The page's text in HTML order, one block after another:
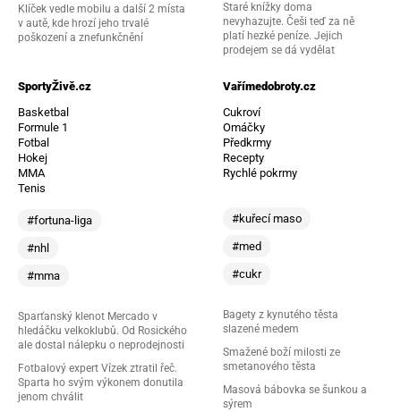
Klíček vedle mobilu a další 2 místa
v autě, kde hrozí jeho trvalé
poškození a znefunkčnění
Staré knížky doma
nevyhazujte. Češi teď za ně
platí hezké peníze. Jejich
prodejem se dá vydělat
SportyŽivě.cz
Basketbal
Formule 1
Fotbal
Hokej
MMA
Tenis
#fortuna-liga
#nhl
#mma
Sparťanský klenot Mercado v
hledáčku velkoklubů. Od Rosického
ale dostal nálepku o neprodejnosti
Fotbalový expert Vízek ztratil řeč.
Sparta ho svým výkonem donutila
jenom chválit
Vařímedobroty.cz
Cukroví
Omáčky
Předkrmy
Recepty
Rychlé pokrmy
#kuřecí maso
#med
#cukr
Bagety z kynutého těsta
slazené medem
Smažené boží milosti ze
smetanového těsta
Masová bábovka se šunkou a
sýrem